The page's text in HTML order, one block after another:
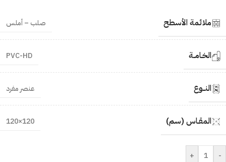
ملائمة الأسطح صلب – أملس
الخـامــة PVC-HD
النــوع عنصر مفرد
المقـاس (سم) 120×120
-
+